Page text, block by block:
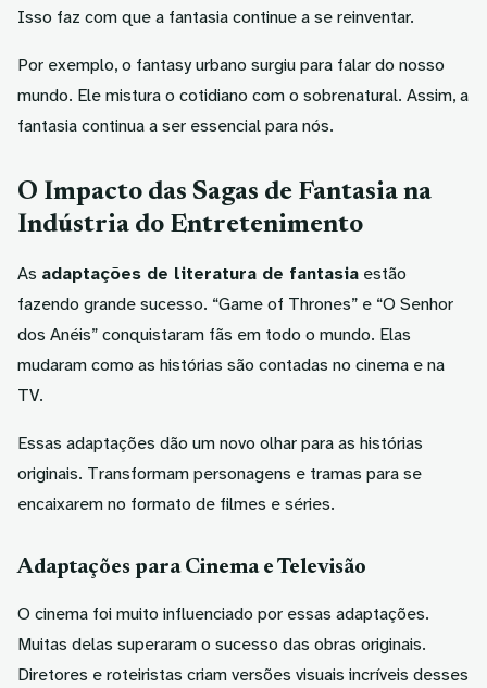
Isso faz com que a fantasia continue a se reinventar.
Por exemplo, o fantasy urbano surgiu para falar do nosso
mundo. Ele mistura o cotidiano com o sobrenatural. Assim, a
fantasia continua a ser essencial para nós.
O Impacto das Sagas de Fantasia na
Indústria do Entretenimento
As adaptações de literatura de fantasia estão
fazendo grande sucesso. “Game of Thrones” e “O Senhor
dos Anéis” conquistaram fãs em todo o mundo. Elas
mudaram como as histórias são contadas no cinema e na
TV.
Essas adaptações dão um novo olhar para as histórias
originais. Transformam personagens e tramas para se
encaixarem no formato de filmes e séries.
Adaptações para Cinema e Televisão
O cinema foi muito influenciado por essas adaptações.
Muitas delas superaram o sucesso das obras originais.
Diretores e roteiristas criam versões visuais incríveis desses